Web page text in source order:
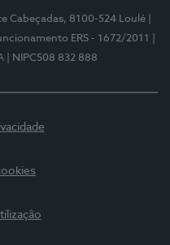
Cabeçadas, 8100-524 Loulé
ERS - 1672/2011
| NIPC508 832 888